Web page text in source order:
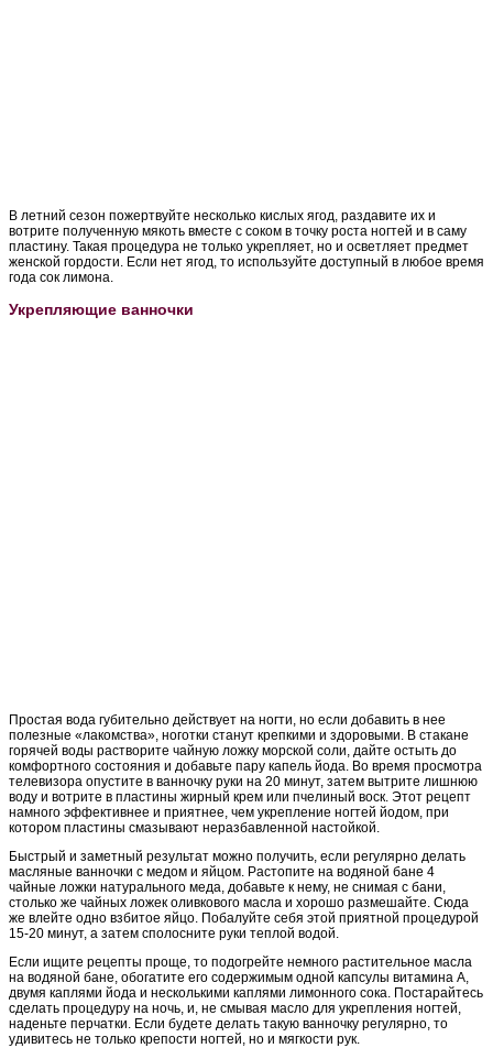
В летний сезон пожертвуйте несколько кислых ягод, раздавите их и
вотрите полученную мякоть вместе с соком в точку роста ногтей и в саму
пластину. Такая процедура не только укрепляет, но и осветляет предмет
женской гордости. Если нет ягод, то используйте доступный в любое время
года сок лимона.
Укрепляющие ванночки
Простая вода губительно действует на ногти, но если добавить в нее
полезные «лакомства», ноготки станут крепкими и здоровыми. В стакане
горячей воды растворите чайную ложку морской соли, дайте остыть до
комфортного состояния и добавьте пару капель йода. Во время просмотра
телевизора опустите в ванночку руки на 20 минут, затем вытрите лишнюю
воду и вотрите в пластины жирный крем или пчелиный воск. Этот рецепт
намного эффективнее и приятнее, чем укрепление ногтей йодом, при
котором пластины смазывают неразбавленной настойкой.
Быстрый и заметный результат можно получить, если регулярно делать
масляные ванночки с медом и яйцом. Растопите на водяной бане 4
чайные ложки натурального меда, добавьте к нему, не снимая с бани,
столько же чайных ложек оливкового масла и хорошо размешайте. Сюда
же влейте одно взбитое яйцо. Побалуйте себя этой приятной процедурой
15-20 минут, а затем сполосните руки теплой водой.
Если ищите рецепты проще, то подогрейте немного растительное масла
на водяной бане, обогатите его содержимым одной капсулы витамина А,
двумя каплями йода и несколькими каплями лимонного сока. Постарайтесь
сделать процедуру на ночь, и, не смывая масло для укрепления ногтей,
наденьте перчатки. Если будете делать такую ванночку регулярно, то
удивитесь не только крепости ногтей, но и мягкости рук.